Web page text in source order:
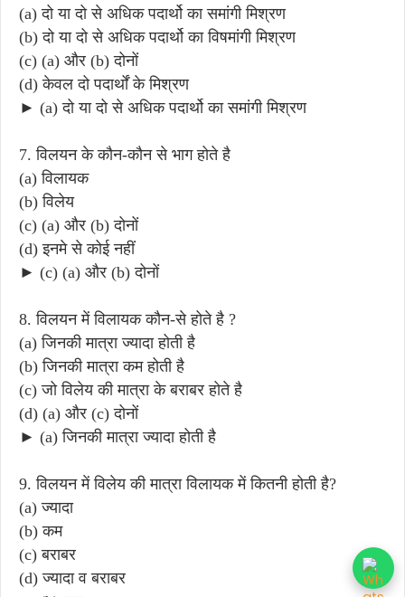
(a) दो या दो से अधिक पदार्थो का समांगी मिश्रण
(b) दो या दो से अधिक पदार्थो का विषमांगी मिश्रण
(c) (a) और (b) दोनों
(d) केवल दो पदार्थों के मिश्रण
► (a) दो या दो से अधिक पदार्थो का समांगी मिश्रण
7. विलयन के कौन-कौन से भाग होते है
(a) विलायक
(b) विलेय
(c) (a) और (b) दोनों
(d) इनमे से कोई नहीं
► (c) (a) और (b) दोनों
8. विलयन में विलायक कौन-से होते है ?
(a) जिनकी मात्रा ज्यादा होती है
(b) जिनकी मात्रा कम होती है
(c) जो विलेय की मात्रा के बराबर होते है
(d) (a) और (c) दोनों
► (a) जिनकी मात्रा ज्यादा होती है
9. विलयन में विलेय की मात्रा विलायक में कितनी होती है?
(a) ज्यादा
(b) कम
(c) बराबर
(d) ज्यादा व बराबर